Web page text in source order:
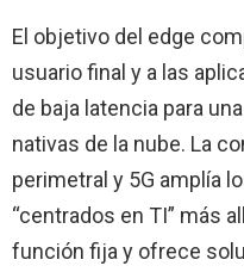
El objetivo del edge
usuario final y a las
de baja latencia para
nativas de la nube. La
perimetral y 5G amplía
“centrados en TI” más
función fija y ofrece